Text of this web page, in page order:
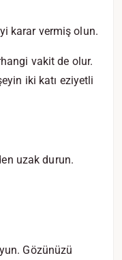
karar vermiş olun.
vakit de olur.
iki katı eziyetli
uzak durun.
Gözünüzü